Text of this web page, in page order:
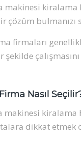
makinesi
çözüm bulmanızı
firmaları
Nasıl
makinesi
dikkat etmek